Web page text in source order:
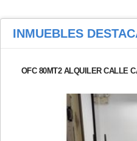
INMUEBLES
OFC 80MT2 ALQUILER CALLE